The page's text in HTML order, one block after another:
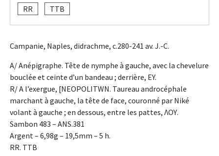
RR
TTB
Campanie, Naples, didrachme, c.280-241 av. J.-C.
A/ Anépigraphe. Tête de nymphe à gauche, avec la chevelure
bouclée et ceinte d’un bandeau ; derrière, EY.
R/ A l’exergue, [NEOPOLITWN. Taureau androcéphale
marchant à gauche, la tête de face, couronné par Niké
volant à gauche ; en dessous, entre les pattes, ΛΟΥ.
Sambon 483 – ANS.381
Argent – 6,98g – 19,5mm – 5 h.
RR. TTB